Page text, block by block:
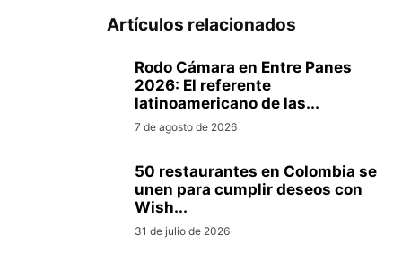
Artículos relacionados
Rodo Cámara en Entre Panes
2026: El referente
latinoamericano de las...
7 de agosto de 2026
50 restaurantes en Colombia se
unen para cumplir deseos con
Wish...
31 de julio de 2026